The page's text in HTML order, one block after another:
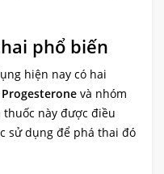
phổ biến
hiện nay có hai
Progesterone và nhóm
thuốc này được điều
sử dụng để phá thai đó